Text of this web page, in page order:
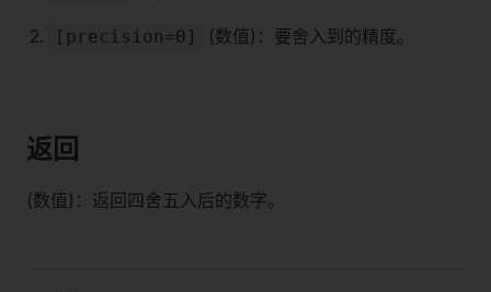
[precision=0] (数值)：要舍入到的精度。
返回
(数值)：返回四舍五入后的数字。